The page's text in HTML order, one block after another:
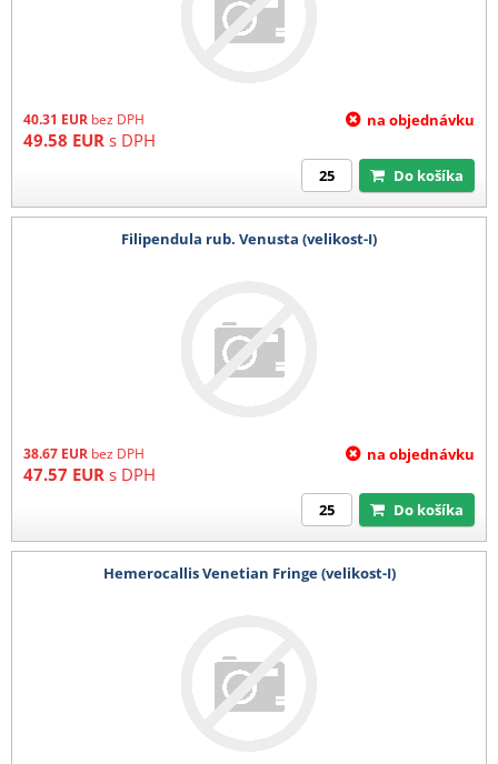
40.31 EUR bez DPH
49.58 EUR s DPH
na objednávku
Do košíka
Filipendula rub. Venusta (velikost-I)
38.67 EUR bez DPH
47.57 EUR s DPH
na objednávku
Do košíka
Hemerocallis Venetian Fringe (velikost-I)